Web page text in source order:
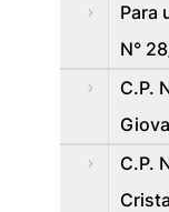
Para
N°
C.P.
C.P.